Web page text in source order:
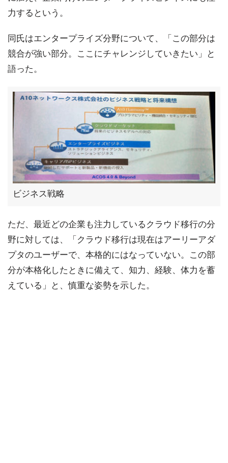
力するという。
同氏はエンタープライズ分野について、「この部分は
競合が強い部分。ここにチャレンジしていきたい」と
語った。
ビジネス戦略
ただ、最近どの企業も注力しているクラウド移行の分
野に対しては、「クラウド移行は現在はアーリーアダ
プタのユーザーで、本格的にはなっていない。この部
分が本格化したときに備えて、知力、経験、体力を蓄
えている」と、慎重な姿勢を示した。